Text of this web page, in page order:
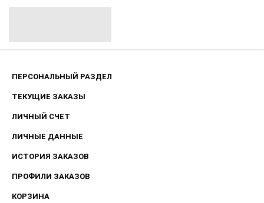
ПЕРСОНАЛЬНЫЙ РАЗДЕЛ
ТЕКУЩИЕ ЗАКАЗЫ
ЛИЧНЫЙ СЧЕТ
ЛИЧНЫЕ ДАННЫЕ
ИСТОРИЯ ЗАКАЗОВ
ПРОФИЛИ ЗАКАЗОВ
КОРЗИНА